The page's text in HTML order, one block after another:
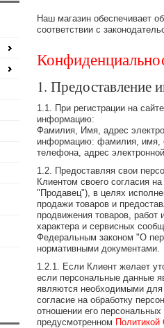
Наш магазин обеспечивает
соответствии с
1. Предоставление
1.1. При регистрации на
информацию:
Фамилия, Имя, адрес
информацию: фамилия, имя,
телефона, адрес
1.2. Предоставляя свои
Клиентом своего согласия
"Продавец"), в целях
продажи товаров и
продвижения товаров, работ
характера и сервисных
Федеральным законом "О
нормативными документами.
1.2.1. Если Клиент желает
если персональные данные
являются необходимыми для
согласие на обработку
отношении его
предусмотренном